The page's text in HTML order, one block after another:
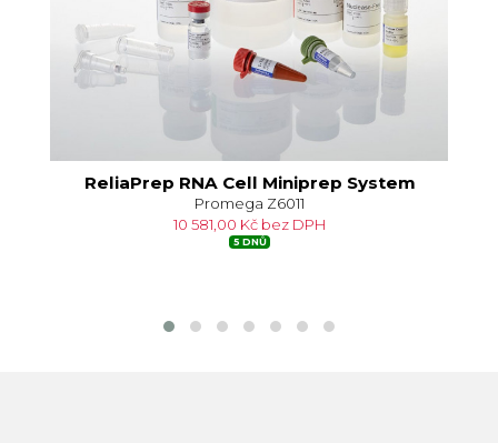
ReliaPrep RNA Cell Miniprep System
Promega Z6011
10 581,00 Kč bez DPH
5 DNŮ